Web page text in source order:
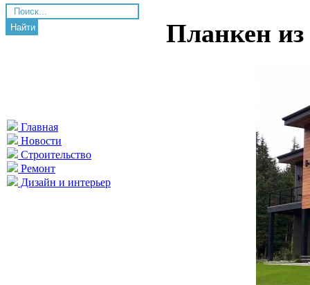
Найти
Главная
Новости
Строительство
Ремонт
Дизайн и интерьер
Планкен из